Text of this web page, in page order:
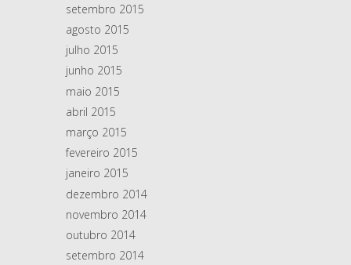
setembro 2015
agosto 2015
julho 2015
junho 2015
maio 2015
abril 2015
março 2015
fevereiro 2015
janeiro 2015
dezembro 2014
novembro 2014
outubro 2014
setembro 2014